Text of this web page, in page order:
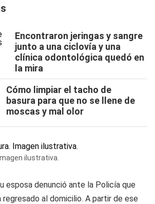
Encontraron jeringas y sangre
junto a una ciclovía y una
clínica odontológica quedó en
la mira
Cómo limpiar el tacho de
basura para que no se llene de
moscas y mal olor
ilustrativa.
esposa denunció ante la Policía que
regresado al domicilio. A partir de ese